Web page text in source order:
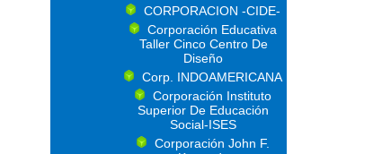
CORPORACION -CIDE-
Corporación Educativa
Taller Cinco Centro De
Diseño
Corp. INDOAMERICANA
Corporación Instituto
Superior De Educación
Social-ISES
Corporación John F.